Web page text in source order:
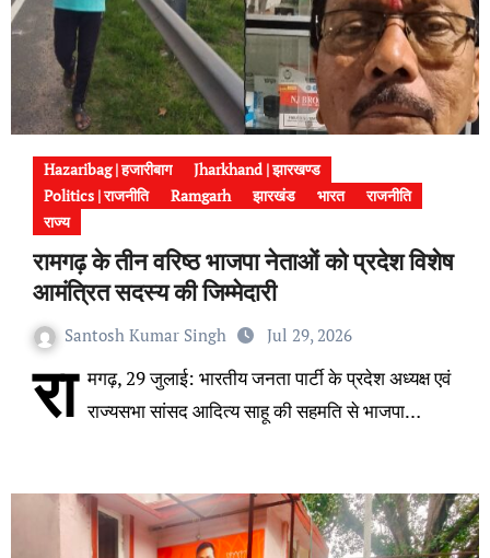
Hazaribag | हजारीबाग
Jharkhand | झारखण्ड
Politics | राजनीति
Ramgarh झारखंड भारत
राजनीति
राज्य
रामगढ़ के तीन वरिष्ठ भाजपा नेताओं को प्रदेश विशेष
आमंत्रित सदस्य की जिम्मेदारी
Santosh Kumar Singh Jul 29, 2026
रा मगढ़, 29 जुलाई: भारतीय जनता पार्टी के प्रदेश अध्यक्ष एवं
राज्यसभा सांसद आदित्य साहू की सहमति से भाजपा…